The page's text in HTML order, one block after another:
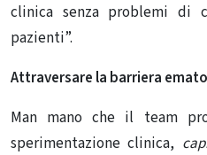
clinica senza problemi di
pazienti”.
Attraversare la barriera
Man mano che il team
sperimentazione clinica,